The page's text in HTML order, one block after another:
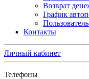
Возврат
График
Контакты
Личный кабинет
Телефоны